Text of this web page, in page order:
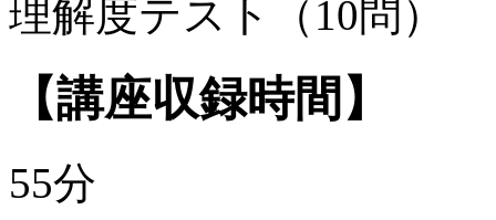
理解度テスト（10問）
【講座収録時間】
55分